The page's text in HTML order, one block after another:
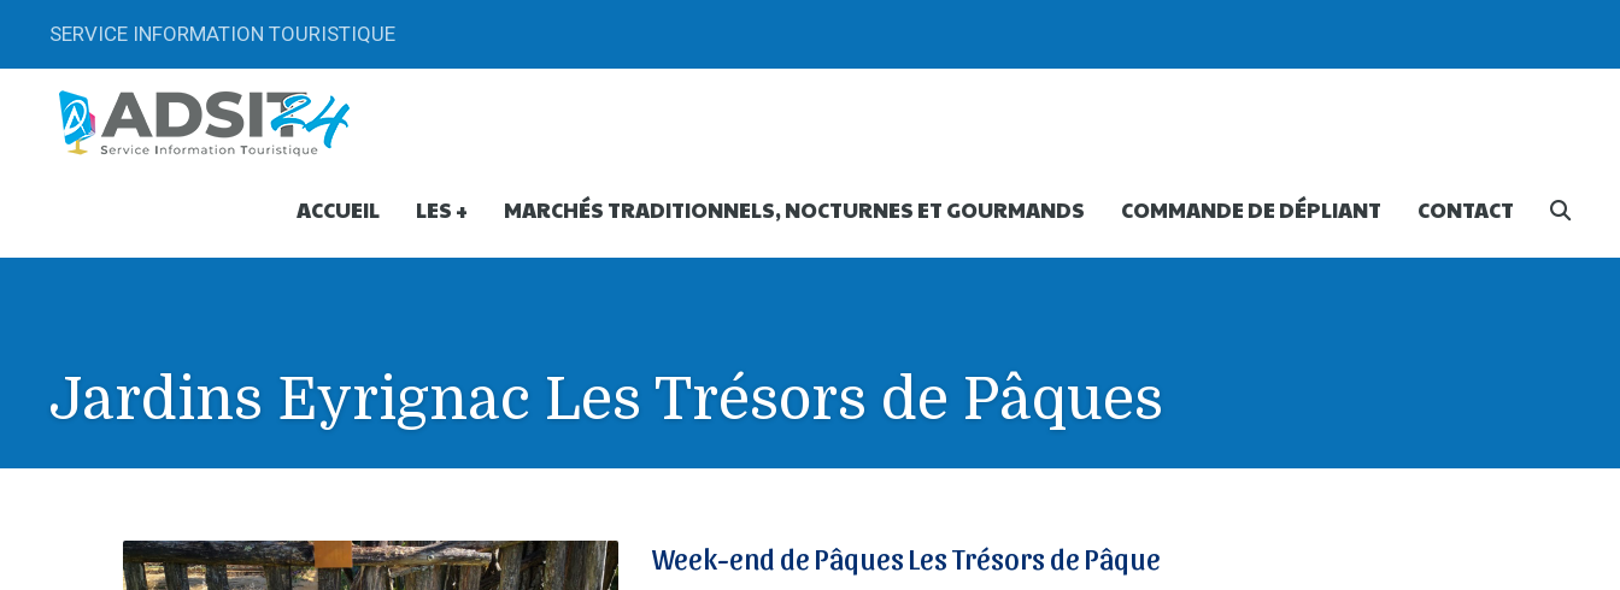
SERVICE INFORMATION TOURISTIQUE
ACCUEIL LES + MARCHÉS TRADITIONNELS, NOCTURNES ET GOURMANDS COMMANDE DE DÉPLIANT CONTACT
Jardins Eyrignac Les Trésors de Pâques
Jardins Eyrignac Les Trésors de Pâques
Week-end de Pâques Les Trésors de Pâque